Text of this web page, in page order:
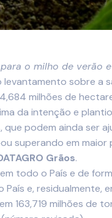
o milho de verão
levantamento sobre a
milhões de
da intenção e
que podem ainda ser
superando em
Grãos.
todo o País e de
e, residualmente,
163,719 milhões de